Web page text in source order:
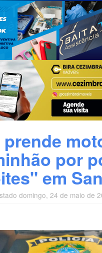
prende
por
em
domingo, 24 de maio de